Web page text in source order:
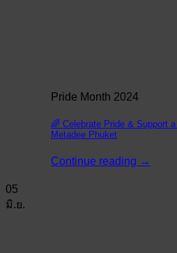
Pride Month 2024
🌈 Celebrate Pride & Support
Metadee Phuket
Continue reading →
05
มิ.ย.